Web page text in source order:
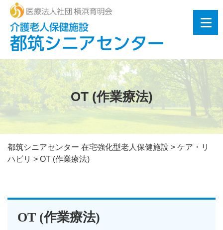
OT (作業療法)
都筑シニアセンター 在宅強化型老人保健施設 > ケア・リ
ハビリ > OT (作業療法)
OT (作業療法)